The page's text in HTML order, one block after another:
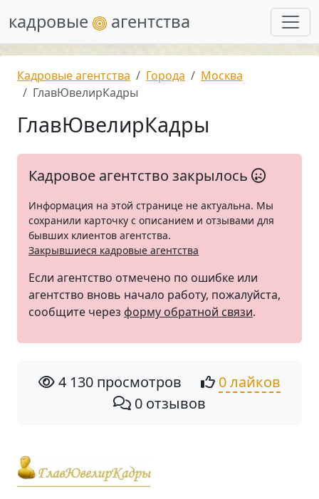
кадровые агентства
Кадровые агентства Города
Москва
ГлавЮвелирКадры
ГлавЮвелирКадры
Кадровое агентство закрылось
Информация на этой странице не актуальна. Мы
сохранили карточку с описанием и отзывами для
бывших клиентов агентства.
Закрывшиеся кадровые агентства
Если агентство отмечено по ошибке или
агентство вновь начало работу, пожалуйста,
сообщите через форму обратной связи.
4 130 просмотров
0 лайков
0 отзывов